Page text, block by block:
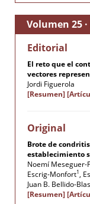
Volumen 25
Editorial
El reto que el
vectores
Jordi Figuerola
[Resumen]
Original
Brote de
establecimiento
Noemí Meseguer-
Escrig-Monfort1,
Juan B. Bellido-
[Resumen]